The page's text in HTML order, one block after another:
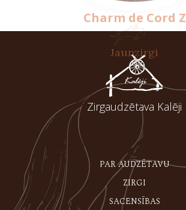
Charm de Cord Z
Jaunzirgi
Zirgaudzētava Kalēji
PAR AUDZĒTAVU
ZIRGI
SACENSĪBAS